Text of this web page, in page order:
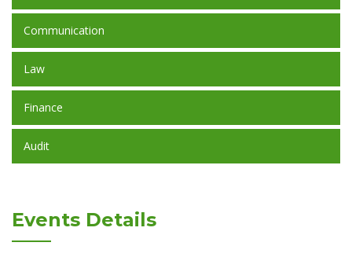
Communication
Law
Finance
Audit
Events Details